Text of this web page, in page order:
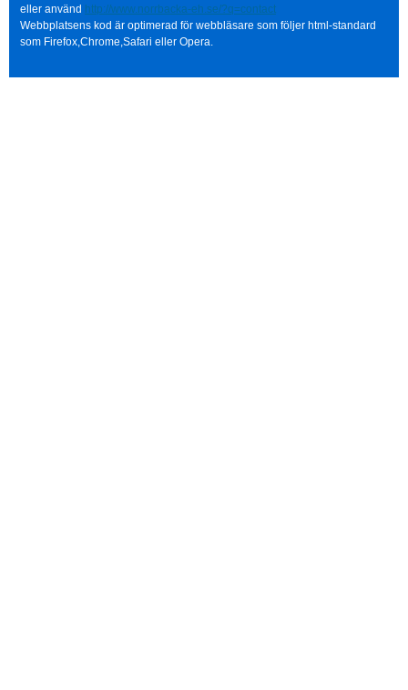
eller använd http://www.norrbacka-eh.se/?q=contact
Webbplatsens kod är optimerad för webbläsare som följer html-standard
som Firefox,Chrome,Safari eller Opera.